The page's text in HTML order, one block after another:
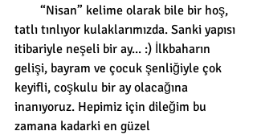
“Nisan” kelime olarak bile bir hoş,
tatlı tınlıyor kulaklarımızda. Sanki yapısı
itibariyle neşeli bir ay... :) İlkbaharın
gelişi, bayram ve çocuk şenliğiyle çok
keyifli, coşkulu bir ay olacağına
inanıyoruz. Hepimiz için dileğim bu
zamana kadarki en güzel